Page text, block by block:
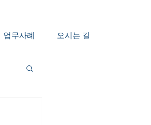
업무사례 오시는 길